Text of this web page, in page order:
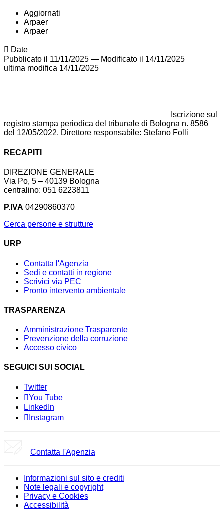
Aggiornati
Arpaer
Arpaer
Date
Pubblicato il 11/11/2025 — Modificato il 14/11/2025
ultima modifica 14/11/2025
Iscrizione sul
registro stampa periodica del tribunale di Bologna n. 8586
del 12/05/2022. Direttore responsabile: Stefano Folli
RECAPITI
DIREZIONE GENERALE
Via Po, 5 – 40139 Bologna
centralino: 051 6223811
P.IVA 04290860370
Cerca persone e strutture
URP
Contatta l'Agenzia
Sedi e contatti in regione
Scrivici via PEC
Pronto intervento ambientale
TRASPARENZA
Amministrazione Trasparente
Prevenzione della corruzione
Accesso civico
SEGUICI SUI SOCIAL
Twitter
You Tube
LinkedIn
Instagram
Contatta l'Agenzia
Informazioni sul sito e crediti
Note legali e copyright
Privacy e Cookies
Accessibilità